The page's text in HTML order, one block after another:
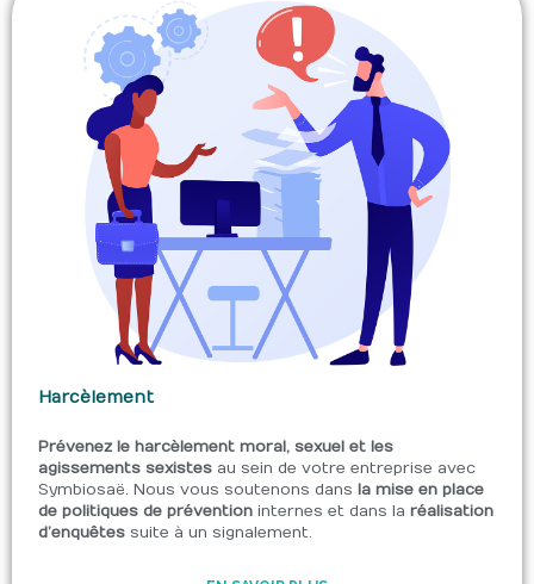
Harcèlement
Prévenez le harcèlement moral, sexuel et les
agissements sexistes au sein de votre entreprise avec
Symbiosaë. Nous vous soutenons dans la mise en place
de politiques de prévention internes et dans la réalisation
d’enquêtes suite à un signalement.